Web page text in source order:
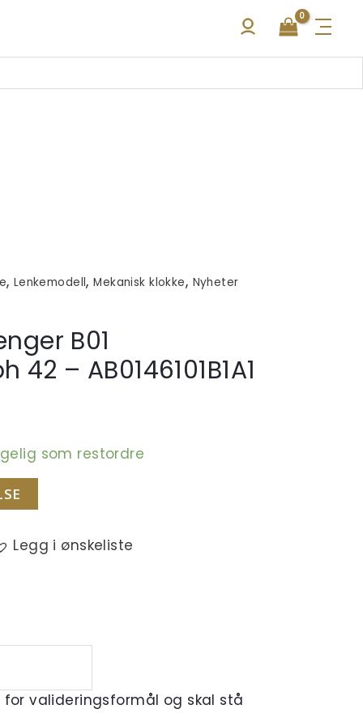
, Lenkemodell,Mekanisk klokke, Nyheter
B01
– AB0146101B1A1
som restordre
Legg i ønskeliste
valideringsformål og skal stå